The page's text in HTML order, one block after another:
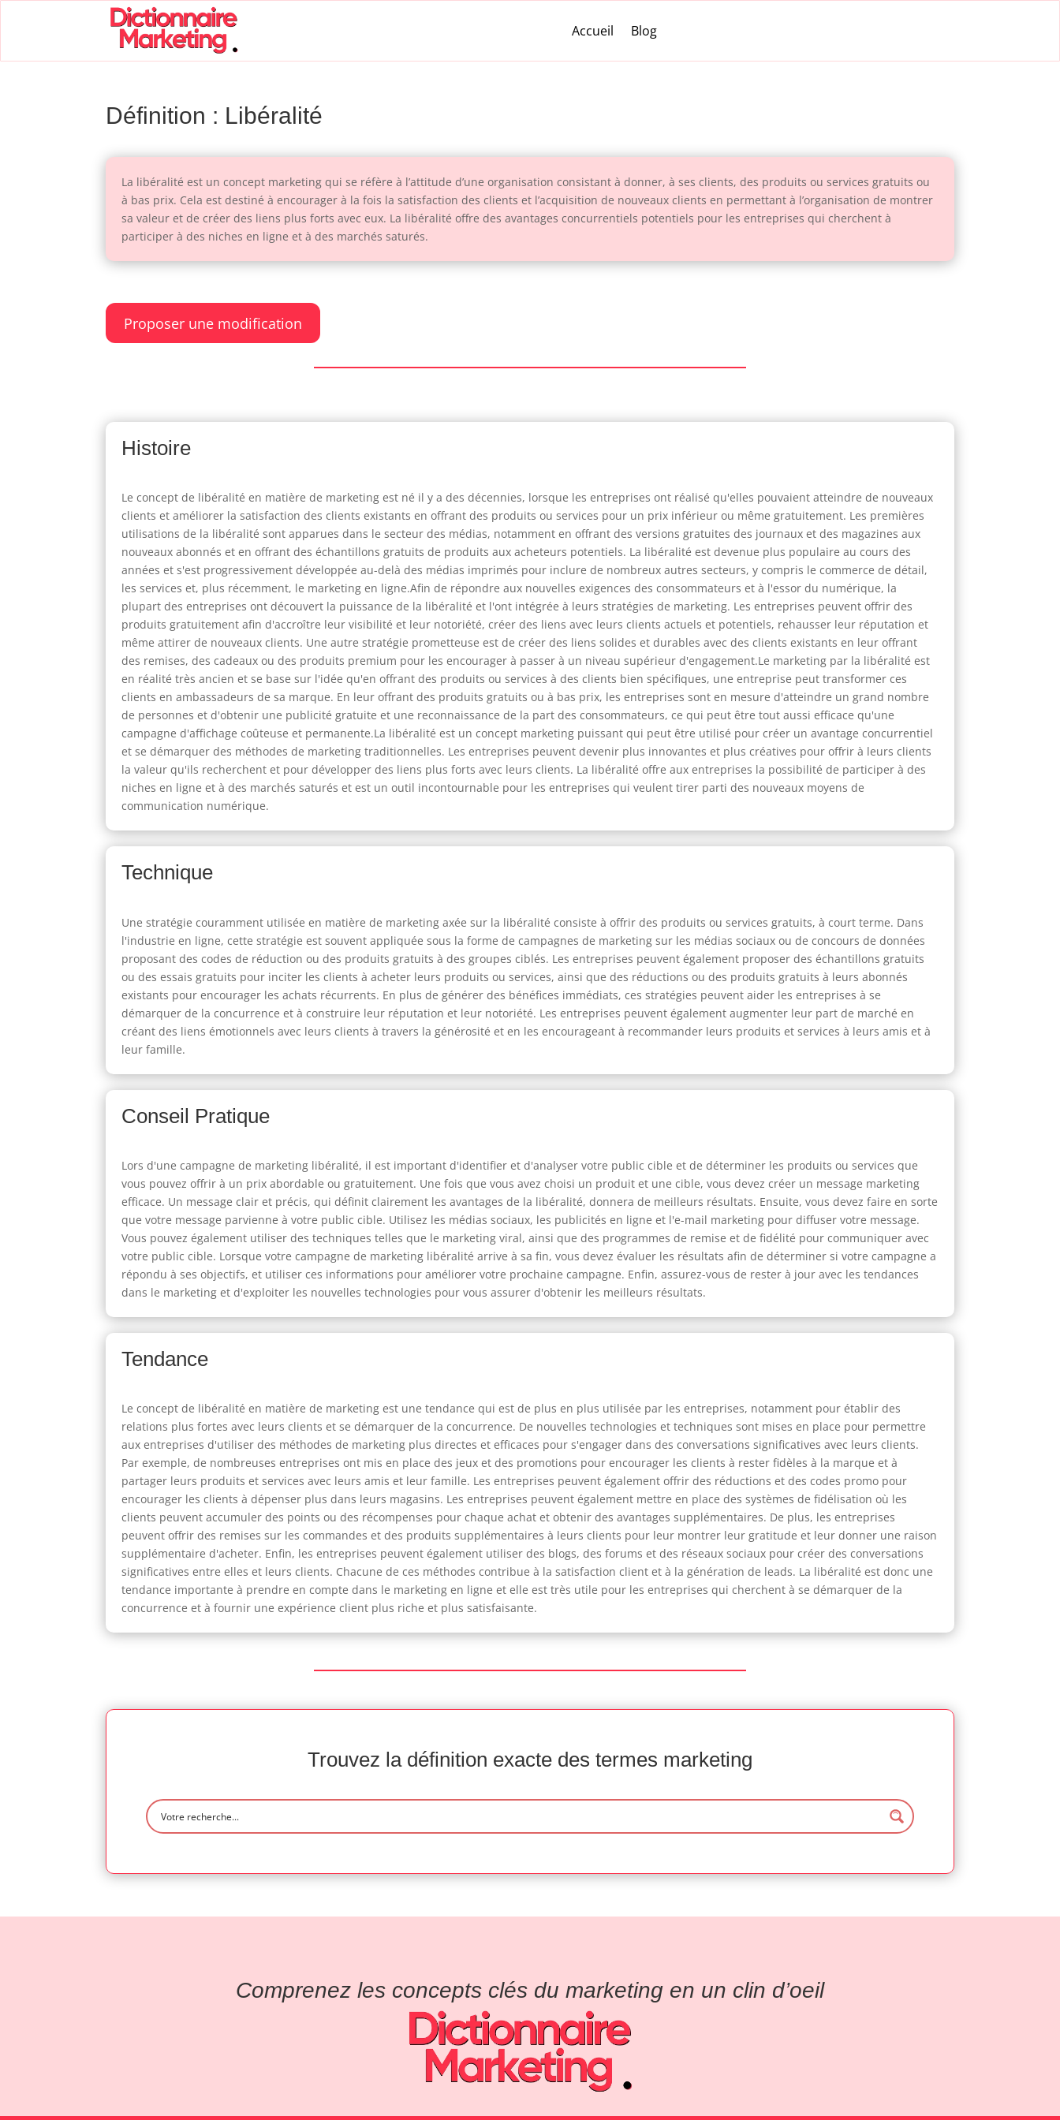
Accueil Blog
Définition : Libéralité
La libéralité est un concept marketing qui se réfère à l’attitude d’une organisation consistant à donner, à ses clients, des produits ou services gratuits ou
à bas prix. Cela est destiné à encourager à la fois la satisfaction des clients et l’acquisition de nouveaux clients en permettant à l’organisation de montrer
sa valeur et de créer des liens plus forts avec eux. La libéralité offre des avantages concurrentiels potentiels pour les entreprises qui cherchent à
participer à des niches en ligne et à des marchés saturés.
Proposer une modification
Histoire
Le concept de libéralité en matière de marketing est né il y a des décennies, lorsque les entreprises ont réalisé qu'elles pouvaient atteindre de nouveaux
clients et améliorer la satisfaction des clients existants en offrant des produits ou services pour un prix inférieur ou même gratuitement. Les premières
utilisations de la libéralité sont apparues dans le secteur des médias, notamment en offrant des versions gratuites des journaux et des magazines aux
nouveaux abonnés et en offrant des échantillons gratuits de produits aux acheteurs potentiels. La libéralité est devenue plus populaire au cours des
années et s'est progressivement développée au-delà des médias imprimés pour inclure de nombreux autres secteurs, y compris le commerce de détail,
les services et, plus récemment, le marketing en ligne.Afin de répondre aux nouvelles exigences des consommateurs et à l'essor du numérique, la
plupart des entreprises ont découvert la puissance de la libéralité et l'ont intégrée à leurs stratégies de marketing. Les entreprises peuvent offrir des
produits gratuitement afin d'accroître leur visibilité et leur notoriété, créer des liens avec leurs clients actuels et potentiels, rehausser leur réputation et
même attirer de nouveaux clients. Une autre stratégie prometteuse est de créer des liens solides et durables avec des clients existants en leur offrant
des remises, des cadeaux ou des produits premium pour les encourager à passer à un niveau supérieur d'engagement.Le marketing par la libéralité est
en réalité très ancien et se base sur l'idée qu'en offrant des produits ou services à des clients bien spécifiques, une entreprise peut transformer ces
clients en ambassadeurs de sa marque. En leur offrant des produits gratuits ou à bas prix, les entreprises sont en mesure d'atteindre un grand nombre
de personnes et d'obtenir une publicité gratuite et une reconnaissance de la part des consommateurs, ce qui peut être tout aussi efficace qu'une
campagne d'affichage coûteuse et permanente.La libéralité est un concept marketing puissant qui peut être utilisé pour créer un avantage concurrentiel
et se démarquer des méthodes de marketing traditionnelles. Les entreprises peuvent devenir plus innovantes et plus créatives pour offrir à leurs clients
la valeur qu'ils recherchent et pour développer des liens plus forts avec leurs clients. La libéralité offre aux entreprises la possibilité de participer à des
niches en ligne et à des marchés saturés et est un outil incontournable pour les entreprises qui veulent tirer parti des nouveaux moyens de
communication numérique.
Technique
Une stratégie couramment utilisée en matière de marketing axée sur la libéralité consiste à offrir des produits ou services gratuits, à court terme. Dans
l'industrie en ligne, cette stratégie est souvent appliquée sous la forme de campagnes de marketing sur les médias sociaux ou de concours de données
proposant des codes de réduction ou des produits gratuits à des groupes ciblés. Les entreprises peuvent également proposer des échantillons gratuits
ou des essais gratuits pour inciter les clients à acheter leurs produits ou services, ainsi que des réductions ou des produits gratuits à leurs abonnés
existants pour encourager les achats récurrents. En plus de générer des bénéfices immédiats, ces stratégies peuvent aider les entreprises à se
démarquer de la concurrence et à construire leur réputation et leur notoriété. Les entreprises peuvent également augmenter leur part de marché en
créant des liens émotionnels avec leurs clients à travers la générosité et en les encourageant à recommander leurs produits et services à leurs amis et à
leur famille.
Conseil Pratique
Lors d'une campagne de marketing libéralité, il est important d'identifier et d'analyser votre public cible et de déterminer les produits ou services que
vous pouvez offrir à un prix abordable ou gratuitement. Une fois que vous avez choisi un produit et une cible, vous devez créer un message marketing
efficace. Un message clair et précis, qui définit clairement les avantages de la libéralité, donnera de meilleurs résultats. Ensuite, vous devez faire en sorte
que votre message parvienne à votre public cible. Utilisez les médias sociaux, les publicités en ligne et l'e-mail marketing pour diffuser votre message.
Vous pouvez également utiliser des techniques telles que le marketing viral, ainsi que des programmes de remise et de fidélité pour communiquer avec
votre public cible. Lorsque votre campagne de marketing libéralité arrive à sa fin, vous devez évaluer les résultats afin de déterminer si votre campagne a
répondu à ses objectifs, et utiliser ces informations pour améliorer votre prochaine campagne. Enfin, assurez-vous de rester à jour avec les tendances
dans le marketing et d'exploiter les nouvelles technologies pour vous assurer d'obtenir les meilleurs résultats.
Tendance
Le concept de libéralité en matière de marketing est une tendance qui est de plus en plus utilisée par les entreprises, notamment pour établir des
relations plus fortes avec leurs clients et se démarquer de la concurrence. De nouvelles technologies et techniques sont mises en place pour permettre
aux entreprises d'utiliser des méthodes de marketing plus directes et efficaces pour s'engager dans des conversations significatives avec leurs clients.
Par exemple, de nombreuses entreprises ont mis en place des jeux et des promotions pour encourager les clients à rester fidèles à la marque et à
partager leurs produits et services avec leurs amis et leur famille. Les entreprises peuvent également offrir des réductions et des codes promo pour
encourager les clients à dépenser plus dans leurs magasins. Les entreprises peuvent également mettre en place des systèmes de fidélisation où les
clients peuvent accumuler des points ou des récompenses pour chaque achat et obtenir des avantages supplémentaires. De plus, les entreprises
peuvent offrir des remises sur les commandes et des produits supplémentaires à leurs clients pour leur montrer leur gratitude et leur donner une raison
supplémentaire d'acheter. Enfin, les entreprises peuvent également utiliser des blogs, des forums et des réseaux sociaux pour créer des conversations
significatives entre elles et leurs clients. Chacune de ces méthodes contribue à la satisfaction client et à la génération de leads. La libéralité est donc une
tendance importante à prendre en compte dans le marketing en ligne et elle est très utile pour les entreprises qui cherchent à se démarquer de la
concurrence et à fournir une expérience client plus riche et plus satisfaisante.
Trouvez la définition exacte des termes marketing
Comprenez les concepts clés du marketing en un clin d’oeil